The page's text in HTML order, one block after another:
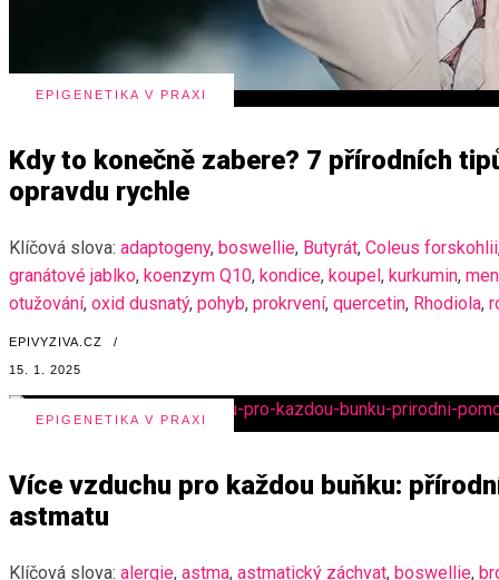
EPIGENETIKA V PRAXI
Kdy to konečně zabere? 7 přírodních
opravdu rychle
Klíčová slova: adaptogeny, boswellie, Butyrát, Coleus forskohlii
granátové jablko, koenzym Q10, kondice, koupel, kurkumin,
otužování, oxid dusnatý, pohyb, prokrvení, quercetin, Rhodiola,
EPIVYZIVA.CZ /
15. 1. 2025
EPIGENETIKA V PRAXI
Více vzduchu pro každou buňku:
astmatu
Klíčová slova: alergie, astma, astmatický záchvat, boswellie,